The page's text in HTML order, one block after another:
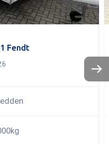
KOPEN
Fendt